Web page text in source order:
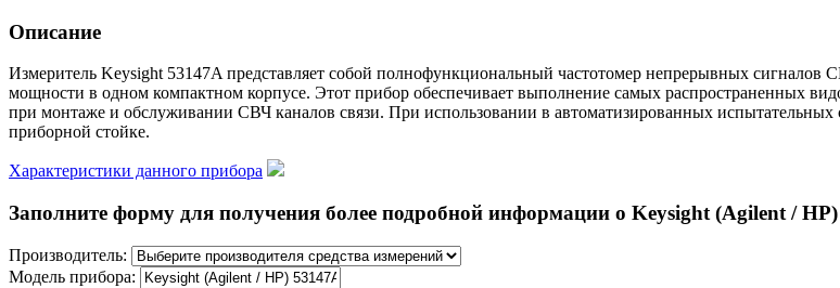
Описание
Измеритель Keysight 53147A представляет собой полнофункциональный частотомер непрерывных
мощности в одном компактном корпусе. Этот прибор обеспечивает выполнение самых распространенных
при монтаже и обслуживании СВЧ каналов связи. При использовании в автоматизированных испытательных
приборной стойке.
Характеристики данного прибора
Заполните форму для получения более подробной информации о Keysight (Agilent /
Производитель:
Модель прибора: